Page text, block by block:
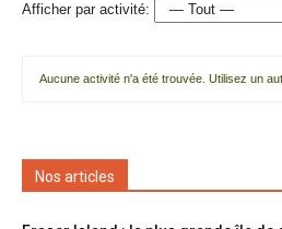
Afficher par activité:
Aucune activité n'a été trouvée. Utilisez un
Nos articles